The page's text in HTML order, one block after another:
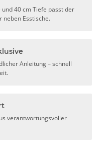
40 cm Tiefe passt der
neben Esstische.
Anleitung – schnell
verantwortungsvoller